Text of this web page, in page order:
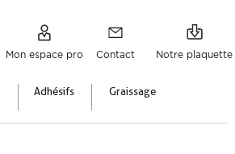
Mon espace pro Contact Notre plaquette
Adhésifs Graissage